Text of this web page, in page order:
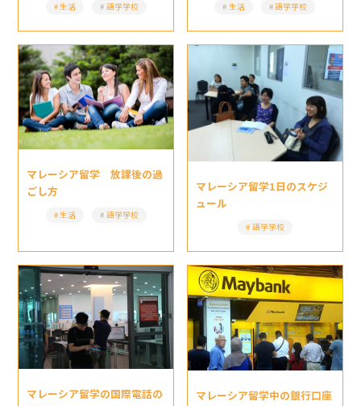
生活 語学学校 生活 語学学校
マレーシア留学 放課後の過
ごし方
生活 語学学校
マレーシア留学1日のスケジ
ュール
語学学校
マレーシア留学の国際電話の
マレーシア留学中の銀行口座